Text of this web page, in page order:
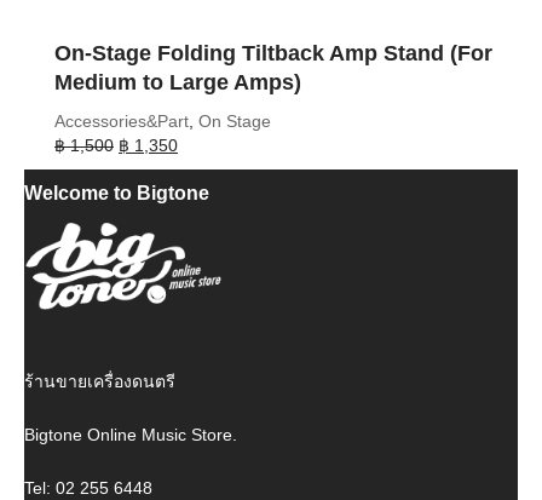
On-Stage Folding Tiltback Amp Stand (For
Medium to Large Amps)
Accessories&Part, On Stage
฿1,500 Original
price
was:
฿ 1,350Current
price
is:
Welcome to Bigtone
ร้านขายเครื่องดนตรี
Bigtone Online Music Store.
Tel: 02 255 6448